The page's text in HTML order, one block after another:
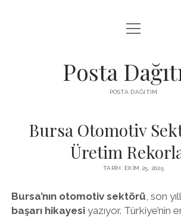
INSTAGRAM GIZLI HIKAYE
PARASIZ TWITTER BEĞENI
menüyü
aç
Posta
POSTA DAĞITIM
Bursa Otomotiv
Üretim
TARIH: EKIM 25, 2025
Bursa’nın otomotiv sektörü , son
başarı hikayesiyazıyor. Türkiye’nin